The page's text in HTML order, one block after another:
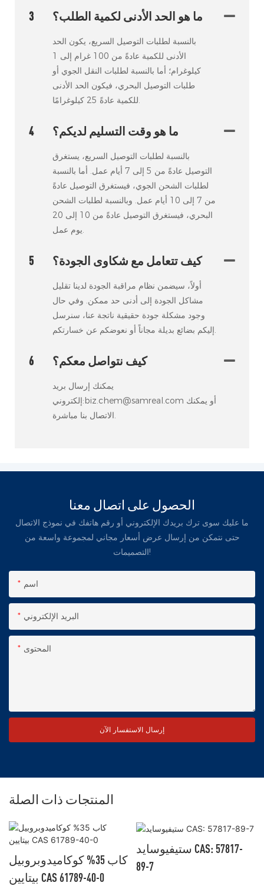
3 ما هو الحد الأدنى لكمية الطلب؟
بالنسبة لطلبات التوصيل السريع، يكون الحد
الأدنى للكمية عادةً من 100 غرام إلى 1
كيلوغرام؛ أما بالنسبة لطلبات النقل الجوي أو
طلبات التوصيل البحري، فيكون الحد الأدنى
للكمية عادةً 25 كيلوغرامًا.
4 ما هو وقت التسليم لديكم؟
بالنسبة لطلبات التوصيل السريع، يستغرق
التوصيل عادةً من 5 إلى 7 أيام عمل. أما بالنسبة
لطلبات الشحن الجوي، فيستغرق التوصيل عادةً
من 7 إلى 10 أيام عمل. وبالنسبة لطلبات الشحن
البحري، فيستغرق التوصيل عادةً من 10 إلى 20
يوم عمل.
5 كيف تتعامل مع شكاوى الجودة؟
أولاً، سيضمن نظام مراقبة الجودة لدينا تقليل
مشاكل الجودة إلى أدنى حد ممكن. وفي حال
وجود مشكلة جودة حقيقية ناتجة عنا، سنرسل
إليكم بضائع بديلة مجاناً أو نعوضكم عن خسارتكم.
6 كيف نتواصل معكم؟
يمكنك إرسال بريد
إلكتروني:biz.chem@samreal.com أو يمكنك
الاتصال بنا مباشرة.
الحصول على اتصال معنا
ما عليك سوى ترك بريدك الإلكتروني أو رقم هاتفك في نموذج الاتصال
حتى نتمكن من إرسال عرض أسعار مجاني لمجموعة واسعة من
التصميمات!
اسم
البريد الإلكتروني
المحتوى
إرسال الاستفسار الآن
المنتجات ذات الصلة
كاب 35% كوكاميدوبروبيل
بيتايين CAS 61789-40-0
ستيفيوسايد CAS: 57817-
89-7